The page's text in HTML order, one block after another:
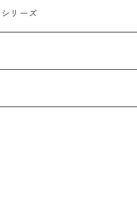
イル
シリーズ